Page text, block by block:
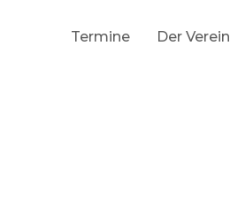
Termine Der Verein